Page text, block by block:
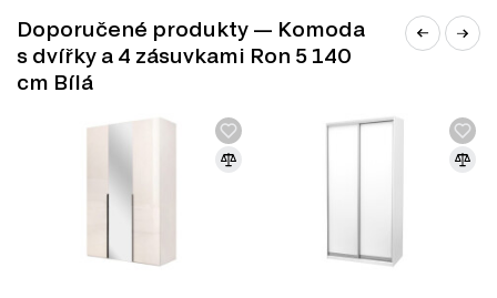
DŘEVOTŘÍSKA
DTD (dřevotřísková deska) je jedním z nejrozšířenějších
materiálů v nábytkářském průmyslu. Vyrábí se lisováním
ploch a dekorativních panelů díky své ekonomičnosti,
Doporučené produkty — Komoda
s dvířky a 4 zásuvkami Ron 5 140
cm Bílá